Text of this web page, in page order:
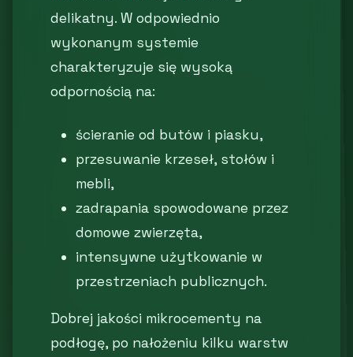
delikatny. W odpowiednio
wykonanym systemie
charakteryzuje się wysoką
odpornością na:
ścieranie od butów i piasku,
przesuwanie krzeseł, stołów i
mebli,
zadrapania spowodowane przez
domowe zwierzęta,
intensywne użytkowanie w
przestrzeniach publicznych.
Dobrej jakości mikrocementy na
podłogę, po nałożeniu kilku warstw